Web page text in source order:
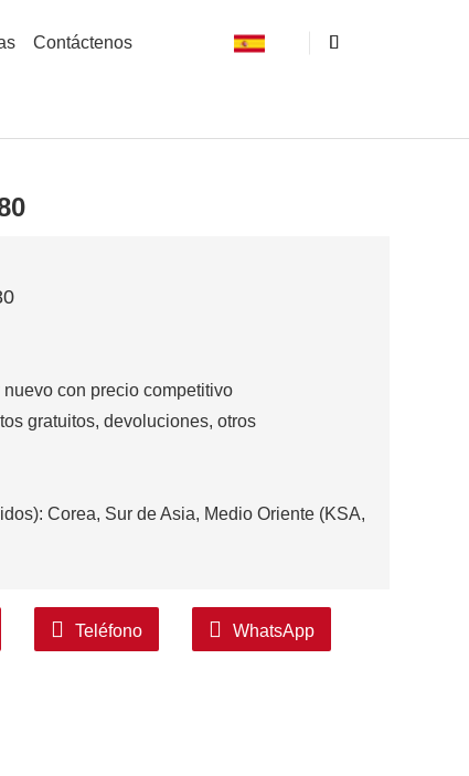
Contáctenos
con precio competitivo
gratuitos, devoluciones, otros
Corea, Sur de Asia, Medio Oriente (KSA,
Teléfono WhatsApp